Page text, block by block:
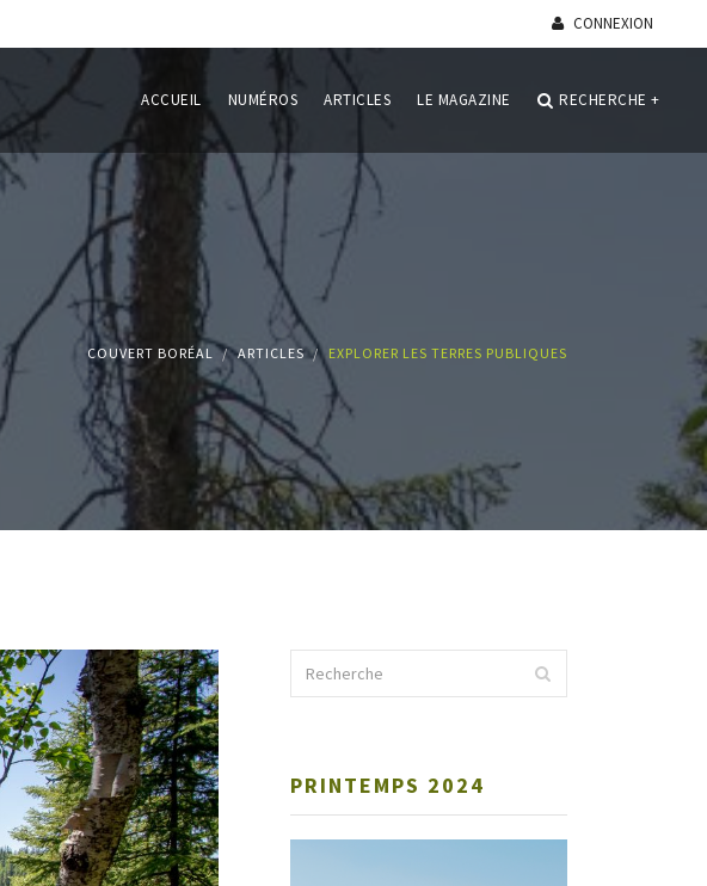
CONNEXION
RECHERCHE +
ACCUEIL NUMÉROS ARTICLES LE MAGAZINE
COUVERT BORÉAL ARTICLES EXPLORER LES TERRES PUBLIQUES
PRINTEMPS 2024